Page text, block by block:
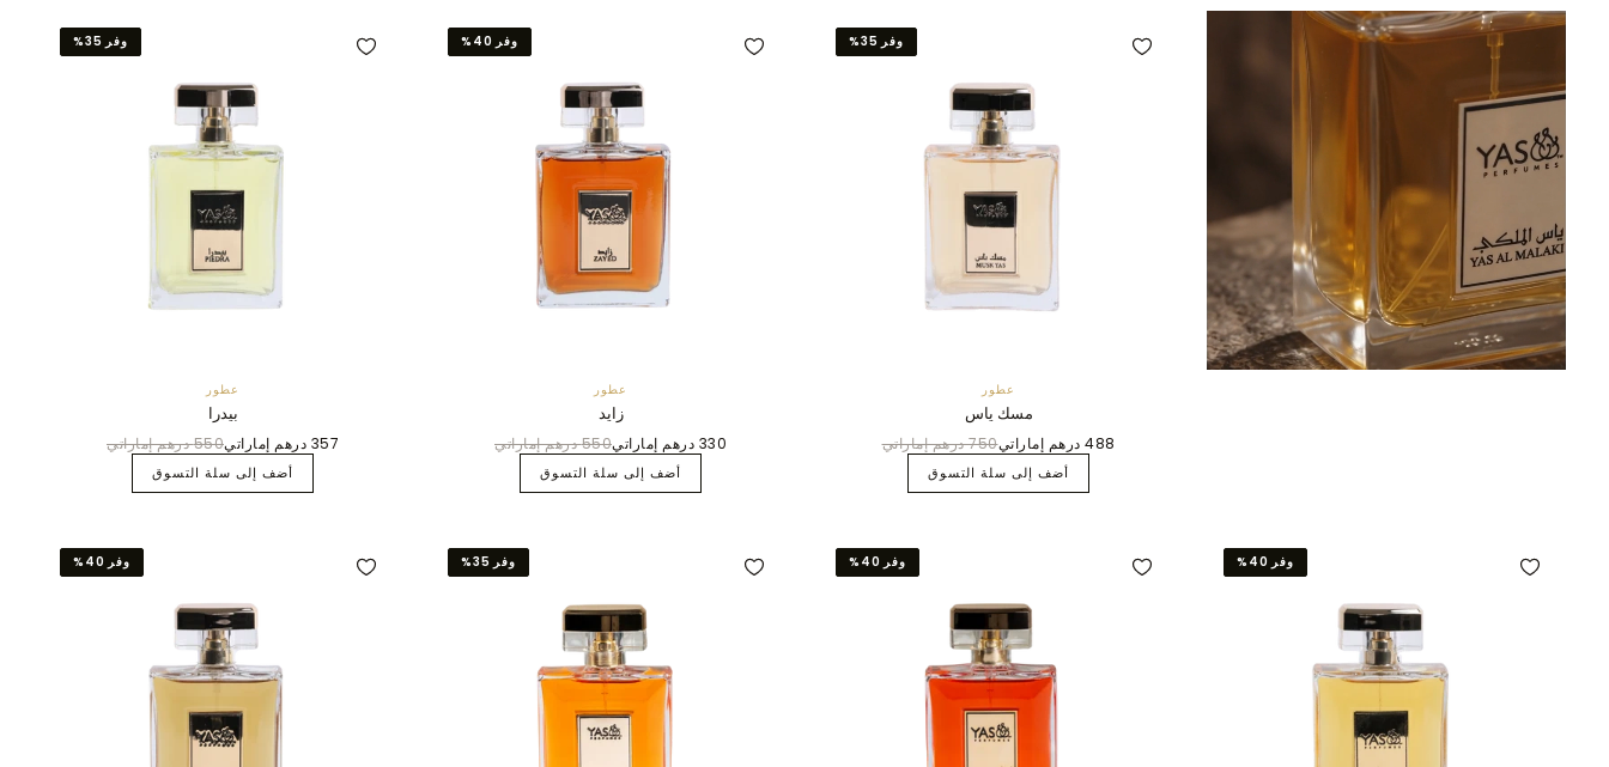
وفر 35%
عطور
مسك ياس
488 درهم إماراتي 750 درهم إماراتي
أضف إلى سلة التسوق
وفر 40%
عطور
زايد
330 درهم إماراتي 550 درهم إماراتي
أضف إلى سلة التسوق
وفر 35%
عطور
بيدرا
357 درهم إماراتي 550 درهم إماراتي
أضف إلى سلة التسوق
وفر 40% وفر 40% وفر 35% وفر 40%